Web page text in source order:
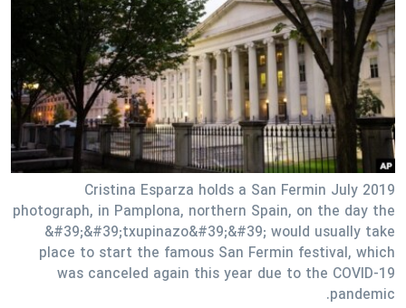
فرهنگ و زندگی
حقوق شهروندی
اقتصادی
علم و فناوری
اسرائیل در جنگ
آرشیو پخش زنده
مستندها
انتخابات ریاست جمهوری آمریکا ۲۰۲۴
حمله جمهوری اسلامی به اسرائیل
رمز مهسا
ورزش زنان در ایران
مجموعه مستندهای دادخواهی
تریبونال مردمی آبان ۹۸
دادگاه حمید نوری
دنبال کنید
زبانهای مختلف
Cristina Esparza holds a San Fermin July 2019
photograph, in Pamplona, northern Spain, on the day the
&#39;&#39;txupinazo&#39;&#39; would usually take
place to start the famous San Fermin festival, which
was canceled again this year due to the COVID-19
pandemic.